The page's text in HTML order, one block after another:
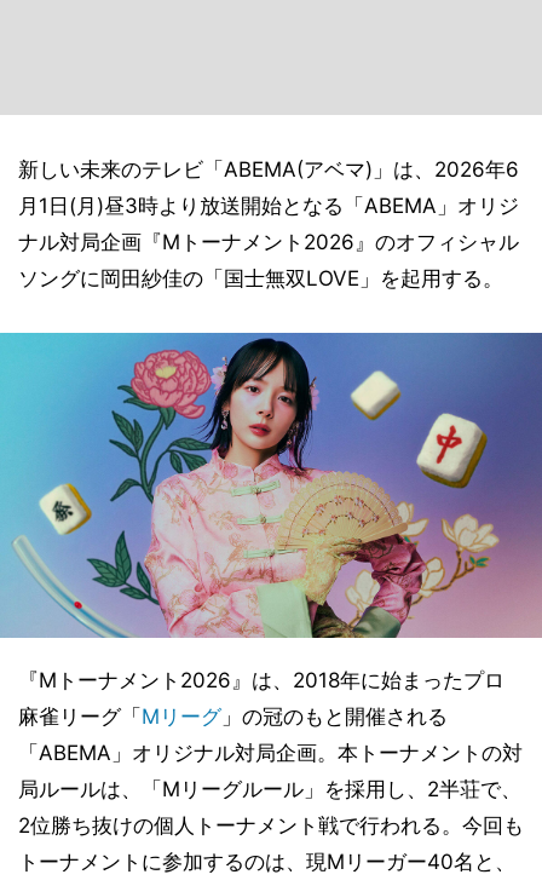
新しい未来のテレビ「ABEMA(アベマ)」は、2026年6
月1日(月)昼3時より放送開始となる「ABEMA」オリジ
ナル対局企画『Mトーナメント2026』のオフィシャル
ソングに岡田紗佳の「国士無双LOVE」を起用する。
『Mトーナメント2026』は、2018年に始まったプロ
麻雀リーグ「 Mリーグ」の冠のもと開催される
「ABEMA」オリジナル対局企画。本トーナメントの対
局ルールは、「Mリーグルール」を採用し、2半荘で、
2位勝ち抜けの個人トーナメント戦で行われる。今回も
トーナメントに参加するのは、現Mリーガー40名と、